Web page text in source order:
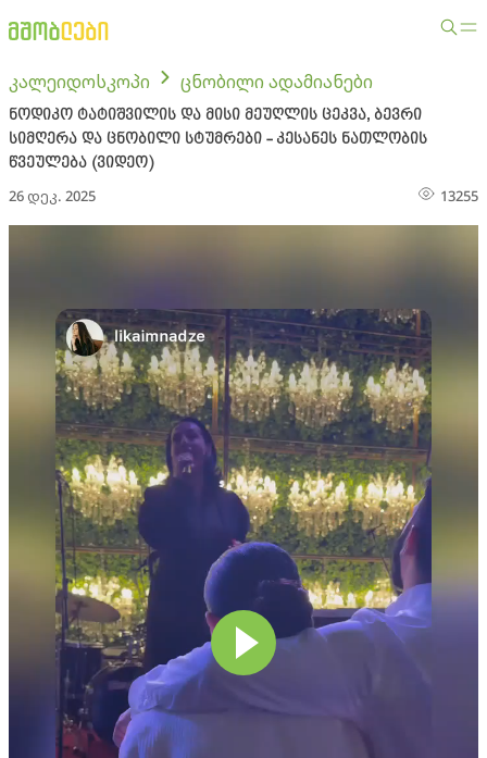
კალეიდოსკოპი ცნობილი ადამიანები
ნოდიკო ტატიშვილის და მისი მეუღლის ცეკვა, ბევრი
სიმღერა და ცნობილი სტუმრები - კესანეს ნათლობის
წვეულება (ვიდეო)
26 დეკ. 2025 13255